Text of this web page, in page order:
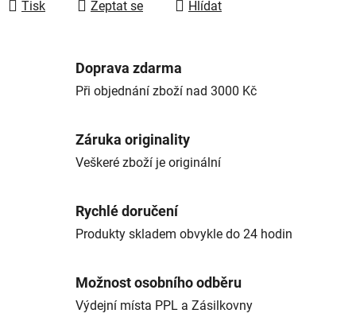
Tisk Zeptat se Hlídat
Doprava zdarma
Při objednání zboží nad 3000 Kč
Záruka originality
Veškeré zboží je originální
Rychlé doručení
Produkty skladem obvykle do 24 hodin
Možnost osobního odběru
Výdejní místa PPL a Zásilkovny